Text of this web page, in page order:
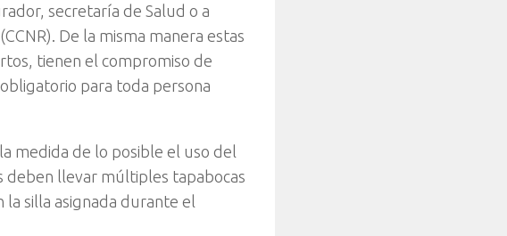
secretaría de Salud o a
De la misma manera estas
tienen el compromiso de
para toda persona
medida de lo posible el uso del
deben llevar múltiples tapabocas
silla asignada durante el